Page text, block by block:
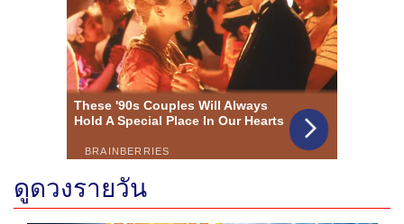
ดูดวงรายวัน